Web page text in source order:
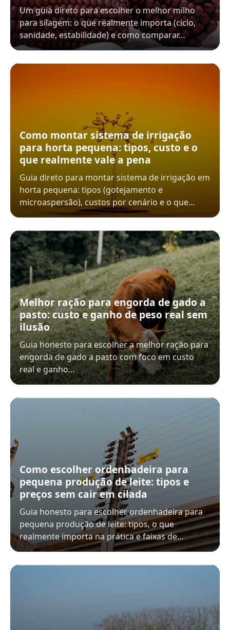
Um guia direto para escolher o melhor milho
para silagem: o que realmente importa (ciclo,
sanidade, estabilidade) e como comparar…
Como montar sistema de irrigação
para horta pequena: tipos, custo e o
que realmente vale a pena
Guia direto para montar sistema de irrigação em
horta pequena: tipos (gotejamento e
microaspersão), custos por cenário e o que…
Melhor ração para engorda de gado a
pasto: custo e ganho de peso real sem
ilusão
Guia honesto para escolher a melhor ração para
engorda de gado a pasto com foco em custo
real e ganho…
Como escolher ordenhadeira para
pequena produção de leite: tipos e
preços sem cair em cilada
Guia honesto para escolher ordenhadeira para
pequena produção de leite: tipos, o que
realmente importa na prática e faixas de…